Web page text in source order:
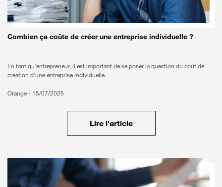
Combien ça coûte de créer une entreprise individuelle ?
En tant qu'entrepreneur, il est important de se poser la question du coût de
création d'une entreprise individuelle.
Orange - 15/07/2026
Lire l'article